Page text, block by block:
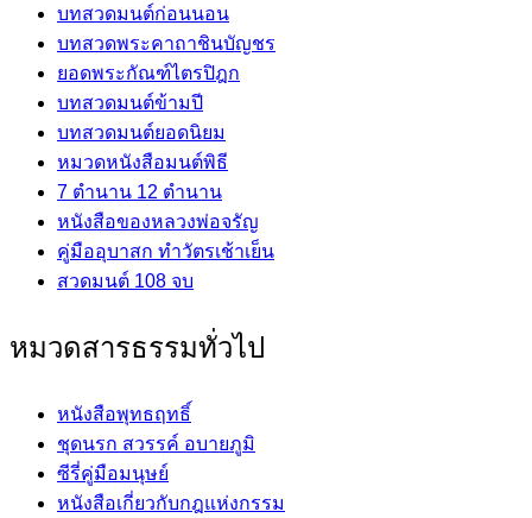
บทสวดมนต์ก่อนนอน
บทสวดพระคาถาชินบัญชร
ยอดพระกัณฑ์ไตรปิฎก
บทสวดมนต์ข้ามปี
บทสวดมนต์ยอดนิยม
หมวดหนังสือมนต์พิธี
7 ตำนาน 12 ตำนาน
หนังสือของหลวงพ่อจรัญ
คู่มืออุบาสก ทำวัตรเช้าเย็น
สวดมนต์ 108 จบ
หมวดสารธรรมทั่วไป
หนังสือพุทธฤทธิ์
ชุดนรก สวรรค์ อบายภูมิ
ซีรี่คู่มือมนุษย์
หนังสือเกี่ยวกับกฎแห่งกรรม